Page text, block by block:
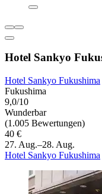
Hotel Sankyo
Hotel Sankyo Fukushima
Fukushima
9,0/10
Wunderbar
(1.005 Bewertungen)
40 €
27. Aug.–28. Aug.
Hotel Sankyo Fukushima